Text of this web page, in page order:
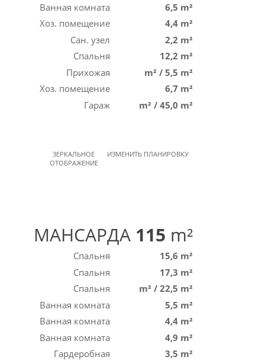
Ванная комната
6,5 m²
Хоз. помещение
4,4 m²
Сан. узел
2,2 m²
Спальня
12,2 m²
Прихожая
m² / 5,5 m²
Хоз. помещение
6,7 m²
Гараж
m² / 45,0 m²
ЗЕРКАЛЬНОЕ
ОТОБРАЖЕНИЕ
ИЗМЕНИТЬ ПЛАНИРОВКУ
МАНСАРДА 115 m²
Спальня
15,6 m²
Спальня
17,3 m²
Спальня
m² / 22,5 m²
Ванная комната
5,5 m²
Ванная комната
4,4 m²
Ванная комната
4,9 m²
Гардеробная
3,5 m²